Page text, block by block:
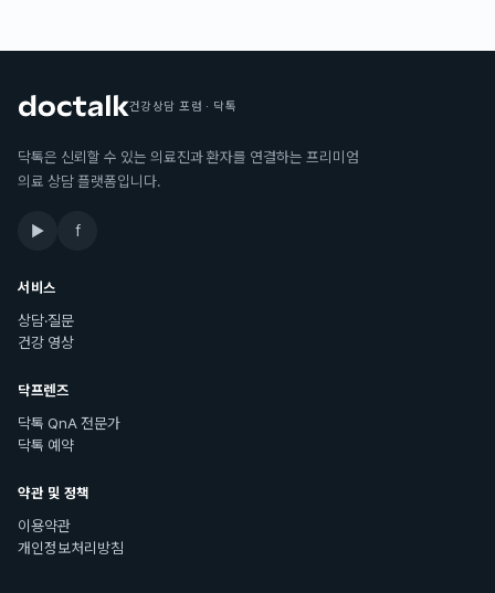
건강상담 포럼 · 닥톡
닥톡은 신뢰할 수 있는 의료진과 환자를 연결하는 프리미엄
의료 상담 플랫폼입니다.
▶ f
서비스
상담·질문
건강 영상
닥프렌즈
닥톡 QnA 전문가
닥톡 예약
약관 및 정책
이용약관
개인정보처리방침